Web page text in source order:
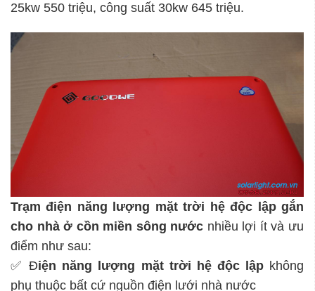
25kw 550 triệu, công suất 30kw 645 triệu.
Trạm điện năng lượng mặt trời hệ độc lậpgắn
cho nhà ở cồn miền sông nước nhiều lợi ít và ưu
điểm như sau:
✅ Điện năng lượng mặt trời hệ độc lậpkhông
phụ thuộc bất cứ nguồn điện lưới nhà nước